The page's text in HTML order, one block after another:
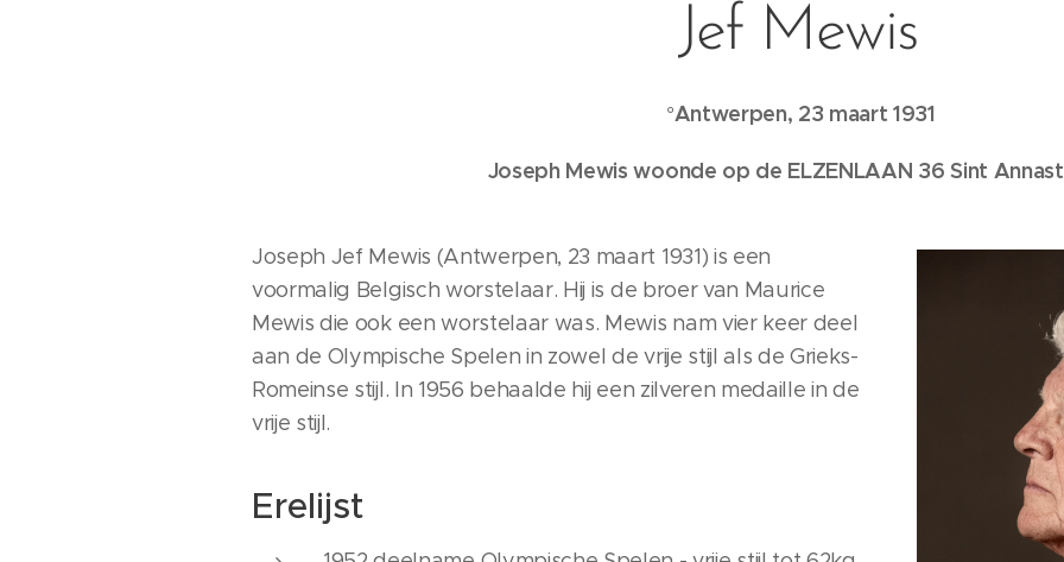
Jef Mewis
°Antwerpen, 23 maart 1931
Joseph Mewis woonde op de ELZENLAAN 36 Sint
Joseph Jef Mewis (Antwerpen, 23 maart 1931) is een
voormalig Belgisch worstelaar. Hij is de broer van Maurice
Mewis die ook een worstelaar was. Mewis nam vier keer deel
aan de Olympische Spelen in zowel de vrije stijl als de Grieks-
Romeinse stijl. In 1956 behaalde hij een zilveren medaille in de
vrije stijl.
Erelijst